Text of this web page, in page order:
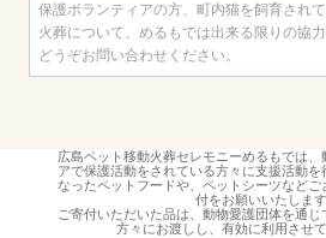
保護ボランティアの方、町内猫を飼育され
火葬について、めるもでは出来る限りの協
どうぞお問い合わせください。
広島ペット移動火葬セレモニーめるもでは、
アで保護活動をされている方々に支援活動
なったペットフードや、ペットシーツなど
付をお願いいたします
ご寄付いただいた品は、動物愛護団体を通
方々にお渡しし、有効に利用させ